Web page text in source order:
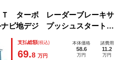
ターボ レーダーブレーキサ
ビ地デジ プッシュスタート
ジ ＥＴＣ シートヒーター パ
ルミ エアバッグ ＡＢＳ
支払総額(税込)
69.8 万円
本体価格
58.6
万円
諸費用
11.2
万円